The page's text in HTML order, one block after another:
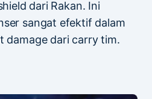
dari Rakan. Ini
sangat efektif dalam
damage dari carry tim.